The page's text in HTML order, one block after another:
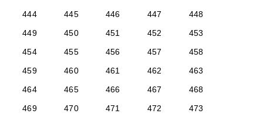
444 445 446 447
448
449
450 451 452
453
454
455 456 457
458
459
460 461 462
463
464
465 466 467
468
469
470 471 472
473